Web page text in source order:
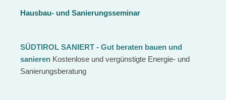
Hausbau- und Sanierungsseminar
SÜDTIROL SANIERT - Gut beraten bauen und
sanieren Kostenlose und vergünstigte Energie- und
Sanierungsberatung